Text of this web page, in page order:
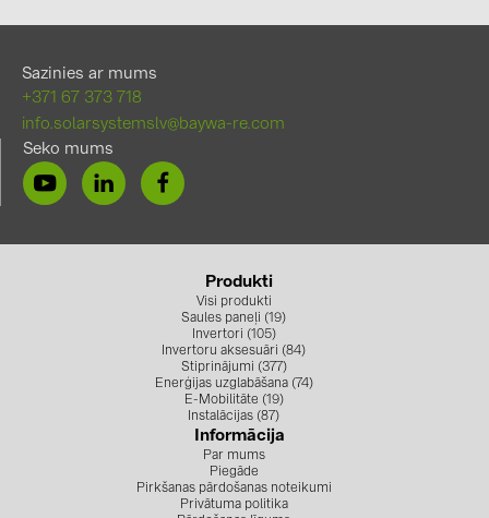
Sazinies ar mums
+371 67 373 718
info.solarsystemslv@baywa-re.com
Seko mums
Produkti
Visi produkti
Saules paneļi (19)
Invertori (105)
Invertoru aksesuāri (84)
Stiprinājumi (377)
Enerģijas uzglabāšana (74)
E-Mobilitāte (19)
Instalācijas (87)
Informācija
Par mums
Piegāde
Pirkšanas pārdošanas noteikumi
Privātuma politika